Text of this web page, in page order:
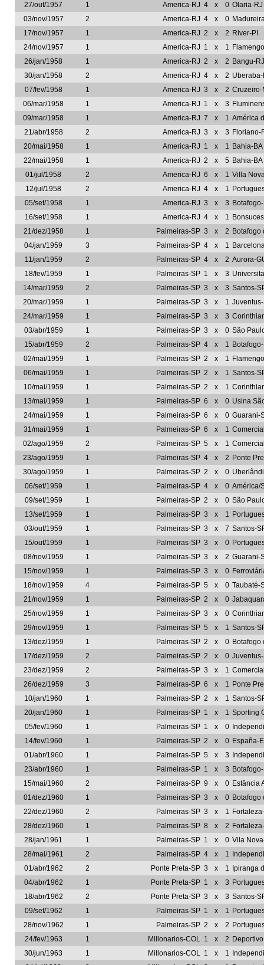
27/out/1957
1 America-RJ 4 x 0 Olaria-RJ
03/nov/1957
2 America-RJ 4 x 0
17/nov/1957
1 America-RJ 2 x 2 River-PI
24/nov/1957
1 America-RJ 1 x 1
26/jan/1958
1 America-RJ 2 x 2 Bangu-RJ
30/jan/1958
2 America-RJ 4 x 2 Uberaba-
07/fev/1958
1 America-RJ 3 x 2 Cruzeiro-
06/mar/1958
1 America-RJ 1 x 3
09/mar/1958
1 America-RJ 7 x 1 América
21/abr/1958
2 America-RJ 3 x 3 Floriano-
20/mai/1958
1 America-RJ 1 x 1 Bahia-BA
22/mai/1958
1 America-RJ 2 x 5 Bahia-BA
01/jul/1958
2 America-RJ 6 x 1 Villa
12/jul/1958
2 America-RJ 4 x 1
05/set/1958
1 America-RJ 3 x 3
16/set/1958
1 America-RJ 4 x 1
21/dez/1958
1 Palmeiras-SP 3 x 2 Botafogo
04/jan/1959
3 Palmeiras-SP 4 x 1
11/jan/1959
2 Palmeiras-SP 4 x 2 Aurora-
18/fev/1959
1 Palmeiras-SP 1 x 3
14/mar/1959
2 Palmeiras-SP 3 x 3 Santos-
20/mar/1959
1 Palmeiras-SP 3 x 1
24/mar/1959
1 Palmeiras-SP 3 x 3
03/abr/1959
1 Palmeiras-SP 3 x 0 São
15/abr/1959
2 Palmeiras-SP 4 x 1
02/mai/1959
1 Palmeiras-SP 2 x 1
06/mai/1959
1 Palmeiras-SP 2 x 1 Santos-
10/mai/1959
1 Palmeiras-SP 2 x 1
13/mai/1959
1 Palmeiras-SP 6 x 0 Usina
24/mai/1959
1 Palmeiras-SP 6 x 0 Guarani-
31/mai/1959
1 Palmeiras-SP 6 x 1
02/ago/1959
2 Palmeiras-SP 5 x 1
23/ago/1959
1 Palmeiras-SP 4 x 2 Ponte
30/ago/1959
1 Palmeiras-SP 2 x 0
06/set/1959
1 Palmeiras-SP 4 x 0 América/
09/set/1959
1 Palmeiras-SP 2 x 0 São
13/set/1959
1 Palmeiras-SP 3 x 1
03/out/1959
1 Palmeiras-SP 3 x 7 Santos-
15/out/1959
1 Palmeiras-SP 3 x 0
08/nov/1959
1 Palmeiras-SP 3 x 2 Guarani-
15/nov/1959
1 Palmeiras-SP 3 x 0
18/nov/1959
4 Palmeiras-SP 5 x 0 Taubaté-
21/nov/1959
1 Palmeiras-SP 2 x 0
25/nov/1959
1 Palmeiras-SP 3 x 0
29/nov/1959
1 Palmeiras-SP 5 x 1 Santos-
13/dez/1959
1 Palmeiras-SP 2 x 0 Botafogo
17/dez/1959
2 Palmeiras-SP 2 x 0
23/dez/1959
2 Palmeiras-SP 3 x 1
26/dez/1959
3 Palmeiras-SP 6 x 1 Ponte
10/jan/1960
1 Palmeiras-SP 2 x 1 Santos-
20/jan/1960
1 Palmeiras-SP 1 x 1 Sporting
05/fev/1960
1 Palmeiras-SP 1 x 0
14/fev/1960
1 Palmeiras-SP 2 x 0 España-
01/abr/1960
1 Palmeiras-SP 5 x 3
23/abr/1960
1 Palmeiras-SP 1 x 3
15/mai/1960
2 Palmeiras-SP 9 x 0 Estância
01/dez/1960
1 Palmeiras-SP 3 x 0 Botafogo
22/dez/1960
2 Palmeiras-SP 3 x 1
28/dez/1960
1 Palmeiras-SP 8 x 2
28/jan/1961
1 Palmeiras-SP 1 x 0 Vila
28/mai/1961
2 Palmeiras-SP 4 x 1
01/abr/1962
2 Ponte Preta-SP 3 x 1
Ipiranga
04/abr/1962
1 Ponte Preta-SP 1 x 3
18/abr/1962
2 Ponte Preta-SP 3 x 3 Santos-
09/set/1962
1 Palmeiras-SP 1 x 1
28/nov/1962
1 Palmeiras-SP 2 x 2
24/fev/1963
1 Millonarios-COL 1 x 2
30/jun/1963
1 Millonarios-COL 1 x 1